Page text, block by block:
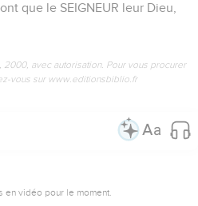
que le SEIGNEUR leur Dieu,
avec autorisation. Pour vous procurer
vous sur www.editionsbiblio.fr
vidéo pour le moment.